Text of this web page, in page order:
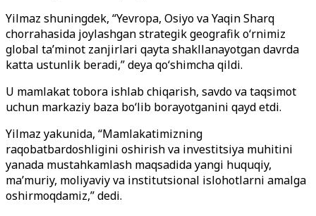
Yilmaz shuningdek, “Yevropa, Osiyo va Yaqin Sharq
chorrahasida joylashgan strategik geografik o‘rnimiz
global ta’minot zanjirlari qayta shakllanayotgan davrda
katta ustunlik beradi,” deya qo‘shimcha qildi.
U mamlakat tobora ishlab chiqarish, savdo va taqsimot
uchun markaziy baza bo‘lib borayotganini qayd etdi.
Yilmaz yakunida, “Mamlakatimizning
raqobatbardoshligini oshirish va investitsiya muhitini
yanada mustahkamlash maqsadida yangi huquqiy,
ma’muriy, moliyaviy va institutsional islohotlarni amalga
oshirmoqdamiz,” dedi.